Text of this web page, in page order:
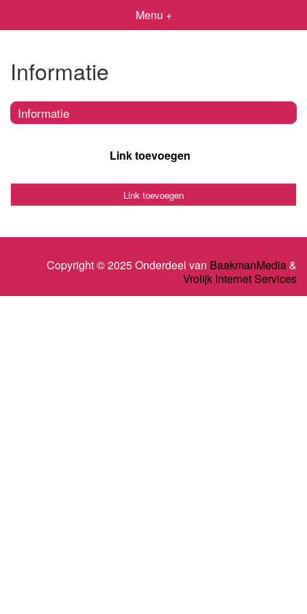
Menu +
Informatie
Informatie
Link toevoegen
Link toevoegen
Copyright © 2025 Onderdeel van BaakmanMedia&
Vrolijk Internet Services